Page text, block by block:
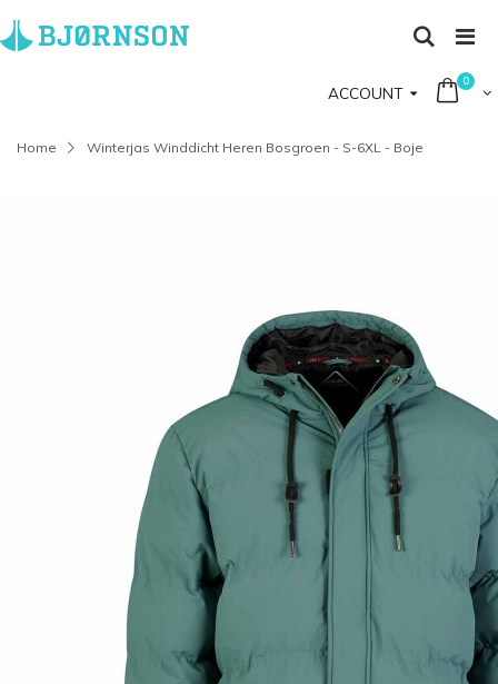
ACCOUNT
0
Home Winterjas Winddicht Heren Bosgroen - S-6XL - Boje